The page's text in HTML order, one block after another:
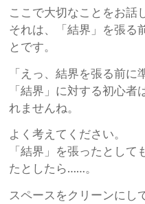
ここで大切なことをお話
それは、「結界」を張る
とです。
「えっ、結界を張る前に
「結界」に対する初心者
れませんね。
よく考えてください。
「結界」を張ったとして
たとしたら……。
スペースをクリーンにし